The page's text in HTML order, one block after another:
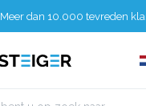
Meer dan 10.000 tevreden